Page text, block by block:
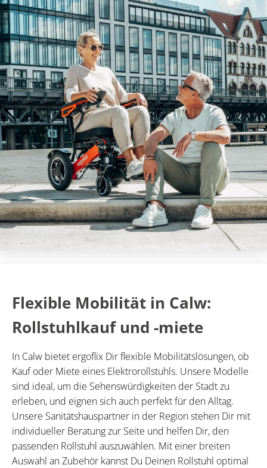
Flexible Mobilität in Calw:
Rollstuhlkauf und -miete
In Calw bietet ergoflix Dir flexible Mobilitätslösungen, ob
Kauf oder Miete eines Elektrorollstuhls. Unsere Modelle
sind ideal, um die Sehenswürdigkeiten der Stadt zu
erleben, und eignen sich auch perfekt für den Alltag.
Unsere Sanitätshauspartner in der Region stehen Dir mit
individueller Beratung zur Seite und helfen Dir, den
passenden Rollstuhl auszuwählen. Mit einer breiten
Auswahl an Zubehör kannst Du Deinen Rollstuhl optimal